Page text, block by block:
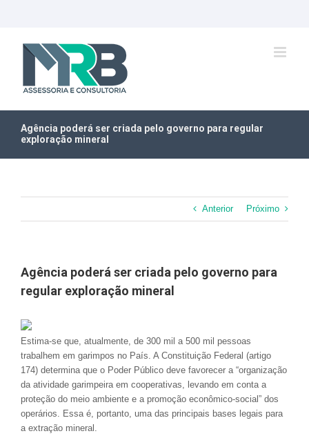
Agência poderá ser criada pelo governo para regular
exploração mineral
Anterior Próximo
Agência poderá ser criada pelo governo para
regular exploração mineral
Estima-se que, atualmente, de 300 mil a 500 mil pessoas
trabalhem em garimpos no País. A Constituição Federal (artigo
174) determina que o Poder Público deve favorecer a “organização
da atividade garimpeira em cooperativas, levando em conta a
proteção do meio ambiente e a promoção econômico-social” dos
operários. Essa é, portanto, uma das principais bases legais para
a extração mineral.